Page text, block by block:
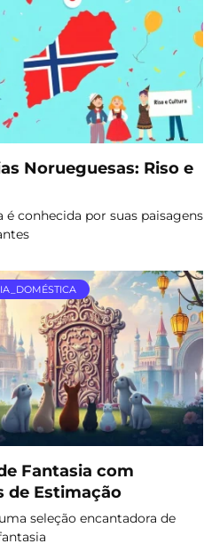
Norueguesas: Riso e
é conhecida por suas paisagens
Fantasia com
de Estimação
seleção encantadora de